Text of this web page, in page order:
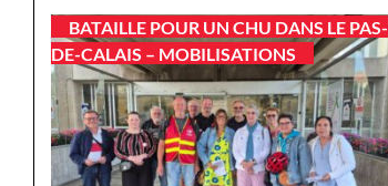
BATAILLE POUR UN CHU DANS LE PAS-
DE-CALAIS – MOBILISATIONS